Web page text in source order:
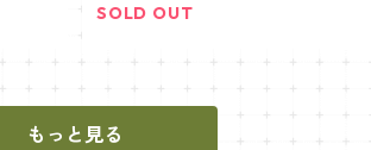
SOLD OUT
もっと見る